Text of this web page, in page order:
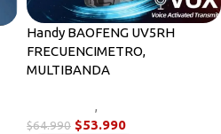
Handy BAOFENG UV5RH
FRECUENCIMETRO,
MULTIBANDA
,
$64.990 $53.990